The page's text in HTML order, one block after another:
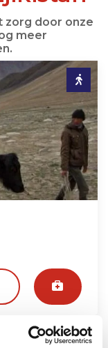
zorg door onze
meer